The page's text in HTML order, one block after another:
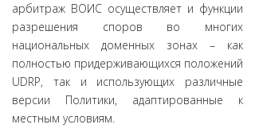
арбитраж ВОИС осуществляет и функции
разрешения споров во многих
национальных доменных зонах – как
полностью придерживающихся положений
UDRP, так и использующих различные
версии Политики, адаптированные к
местным условиям.